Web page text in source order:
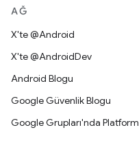
AĞ
X'te @Android
X'te @AndroidDev
Android Blogu
Google Güvenlik Blogu
Google Grupları'nda Platform